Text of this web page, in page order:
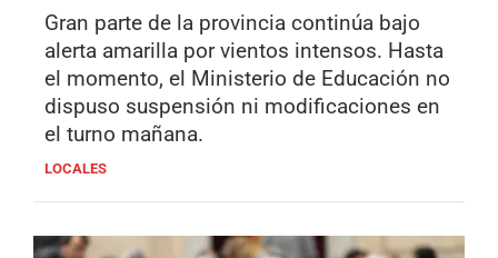
Gran parte de la provincia continúa bajo
alerta amarilla por vientos intensos. Hasta
el momento, el Ministerio de Educación no
dispuso suspensión ni modificaciones en
el turno mañana.
LOCALES